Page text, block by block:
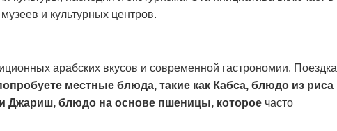
и культурных центров.
арабских вкусов и современной гастрономии. Поездка
местные блюда, такие как Кабса, блюдо из риса
Джариш, блюдо на основе пшеницы, которое часто